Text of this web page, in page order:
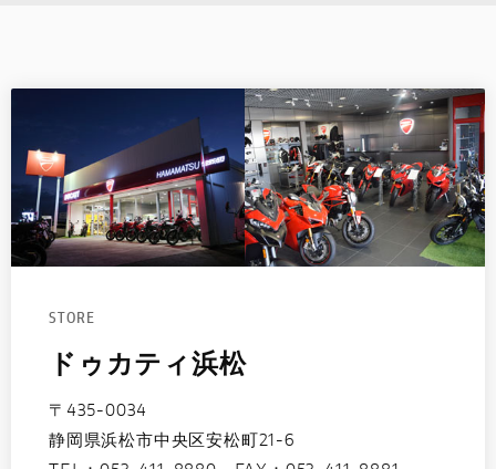
STORE
ドゥカティ浜松
〒435-0034
静岡県浜松市中央区安松町21-6